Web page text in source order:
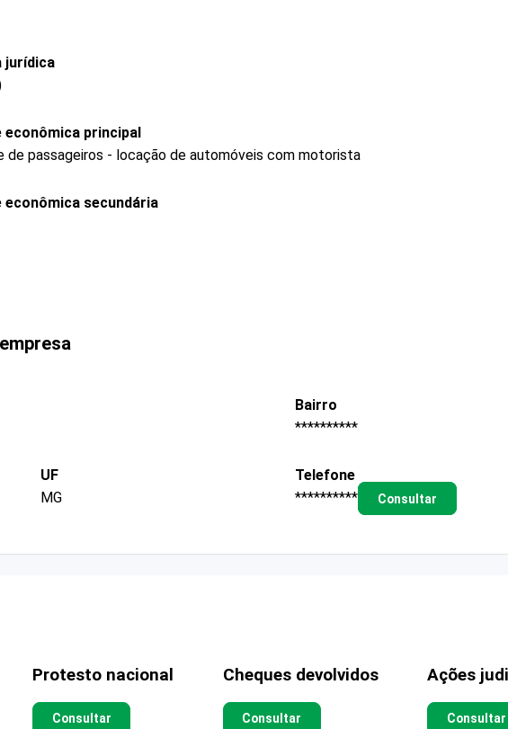
jurídica
econômica principal
passageiros - locação de automóveis com motorista
econômica secundária
Bairro
**********
UF
MG
Telefone
**********
Consultar
Protesto nacional
Consultar
Cheques devolvidos
Consultar
Ações
Consultar